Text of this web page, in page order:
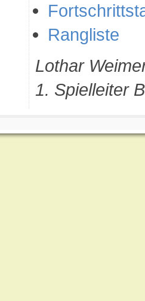
Rangliste
Lothar
1. Spielleiter